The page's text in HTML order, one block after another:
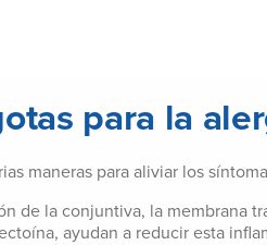
para la
maneras para aliviar los
de la conjuntiva, la membrana
ayudan a reducir esta